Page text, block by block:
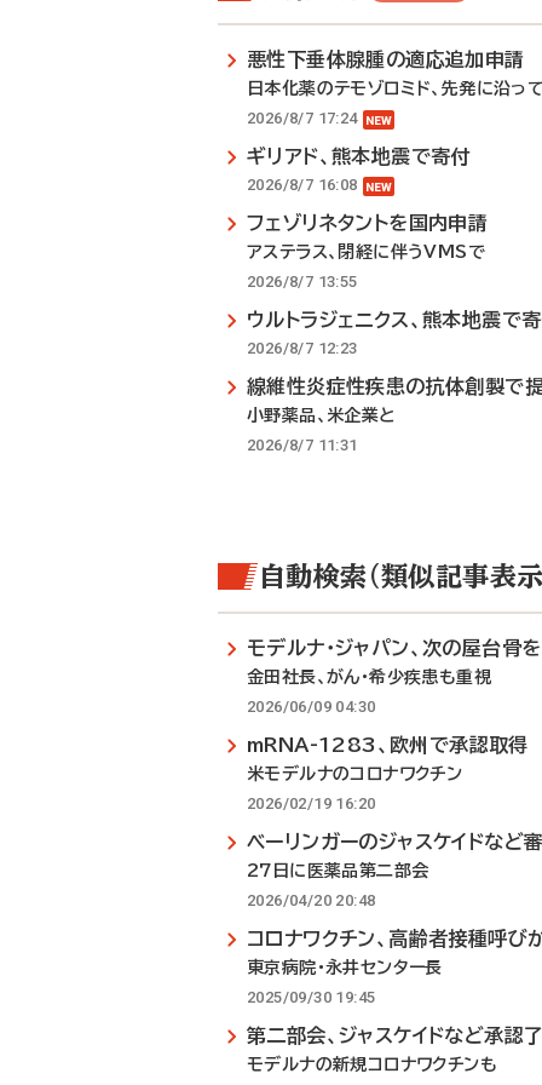
悪性下垂体腺腫の適応追加申請
日本化薬のテモゾロミド、先発に沿って
2026/8/7 17:24
ギリアド、熊本地震で寄付
2026/8/7 16:08
フェゾリネタントを国内申請
アステラス、閉経に伴うVMSで
2026/8/7 13:55
ウルトラジェニクス、熊本地震で
2026/8/7 12:23
線維性炎症性疾患の抗体創製で
小野薬品、米企業と
2026/8/7 11:31
自動検索（類似記事表示
モデルナ・ジャパン、次の屋台骨
金田社長、がん・希少疾患も重視
2026/06/09 04:30
mRNA-1283、欧州で承認取得
米モデルナのコロナワクチン
2026/02/19 16:20
ベーリンガーのジャスケイドなど
27日に医薬品第二部会
2026/04/20 20:48
コロナワクチン、高齢者接種呼び
東京病院・永井センター長
2025/09/30 19:45
第二部会、ジャスケイドなど承認
モデルナの新規コロナワクチンも